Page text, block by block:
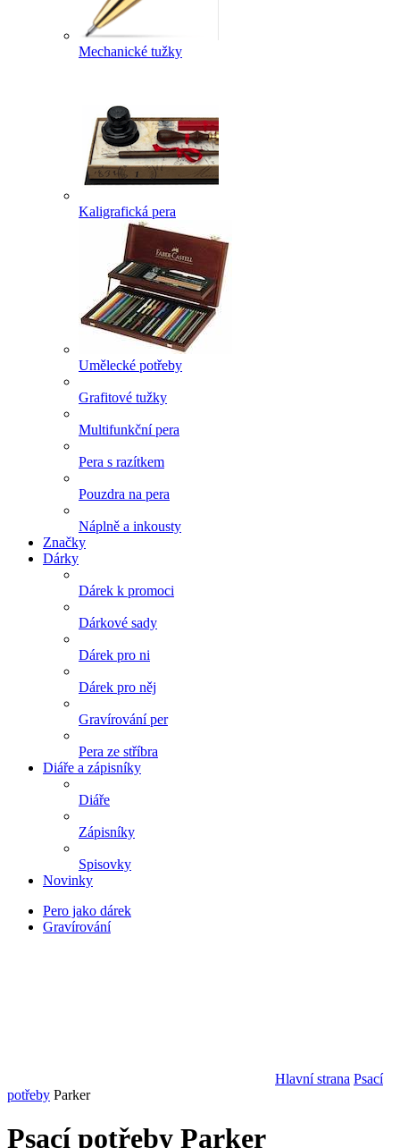
Mechanické tužky
Kaligrafická pera
Umělecké potřeby
Grafitové tužky
Multifunkční pera
Pera s razítkem
Pouzdra na pera
Náplně a inkousty
Značky
Dárky
Dárek k promoci
Dárkové sady
Dárek pro ni
Dárek pro něj
Gravírování per
Pera ze stříbra
Diáře a zápisníky
Diáře
Zápisníky
Spisovky
Novinky
Pero jako dárek
Gravírování
Hlavní strana Psací
potřeby Parker
Psací potřeby Parker